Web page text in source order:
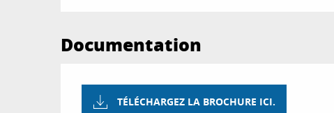
Documentation
TÉLÉCHARGEZ LA BROCHURE ICI.